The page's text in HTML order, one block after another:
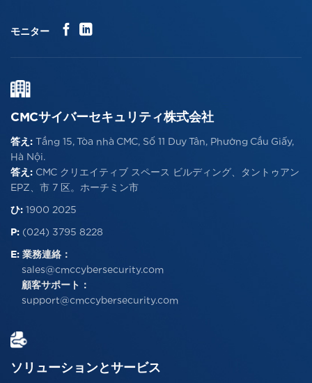
モニター
CMCサイバーセキュリティ株式会社
答え: Tầng 15, Tòa nhà CMC, Số 11 Duy Tân, Phường Cầu Giấy,
Hà Nội.
答え: CMC クリエイティブ スペース ビルディング、タントゥアン
EPZ、市 7 区。ホーチミン市
ひ: 1900 2025
P: (024) 3795 8228
E: 業務連絡：
sales@cmccybersecurity.com
顧客サポート：
support@cmccybersecurity.com
ソリューションとサービス